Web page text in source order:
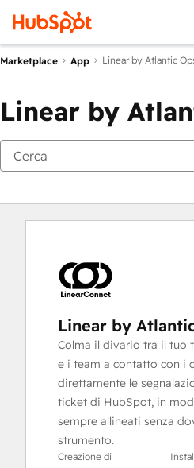
Marketplace App Linear by Atlantic
Linear by
Linear by
Colma il divario tra il tuo
e i team a contatto con i
direttamente le
ticket di HubSpot, in
sempre allineati senza
strumento.
Creazione di